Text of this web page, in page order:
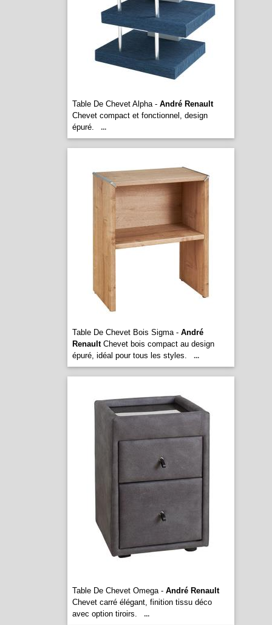
Table De Chevet Alpha - André Renault
Chevet compact et fonctionnel, design
épuré.
...
Table De Chevet Bois Sigma - André
RenaultChevet bois compact au design
épuré, idéal pour tous les styles.
...
Table De Chevet Omega - André Renault
Chevet carré élégant, finition tissu déco
avec option tiroirs.
...